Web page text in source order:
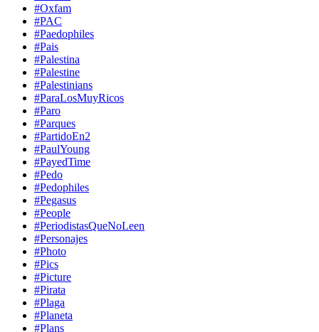
#Oxfam
#PAC
#Paedophiles
#Pais
#Palestina
#Palestine
#Palestinians
#ParaLosMuyRicos
#Paro
#Parques
#PartidoEn2
#PaulYoung
#PayedTime
#Pedo
#Pedophiles
#Pegasus
#People
#PeriodistasQueNoLeen
#Personajes
#Photo
#Pics
#Picture
#Pirata
#Plaga
#Planeta
#Plans